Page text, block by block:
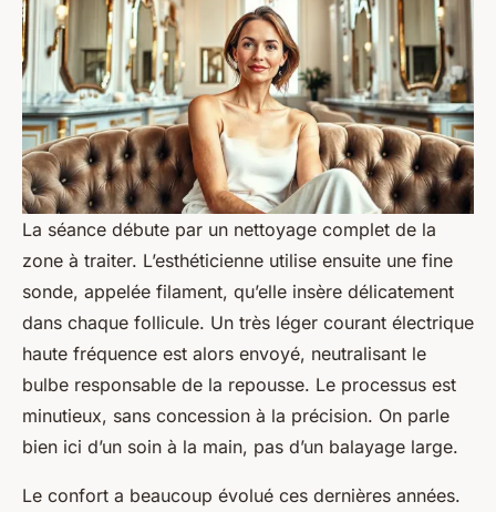
La séance débute par un nettoyage complet de la
zone à traiter. L’esthéticienne utilise ensuite une fine
sonde, appelée filament, qu’elle insère délicatement
dans chaque follicule. Un très léger courant électrique
haute fréquence est alors envoyé, neutralisant le
bulbe responsable de la repousse. Le processus est
minutieux, sans concession à la précision. On parle
bien ici d’un soin à la main, pas d’un balayage large.
Le confort a beaucoup évolué ces dernières années.